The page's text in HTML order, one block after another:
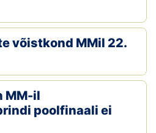
võistkond MMil 22.
MM-il
poolfinaali ei